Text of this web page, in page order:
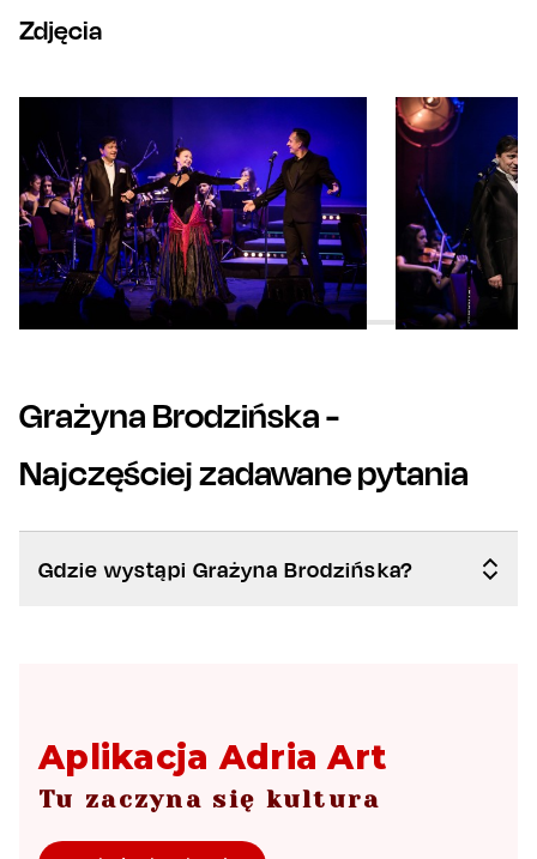
Zdjęcia
Grażyna Brodzińska-
Najczęściej zadawane pytania
Gdzie wystąpi Grażyna Brodzińska?
Aplikacja Adria Art
Tu zaczyna się kultura